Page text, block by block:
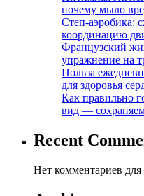
почему мыло
Степ-аэробика:
координацию
Французский
упражнение на
Польза
для здоровья
Как правильно
вид —
Recent
Нет комментариев для